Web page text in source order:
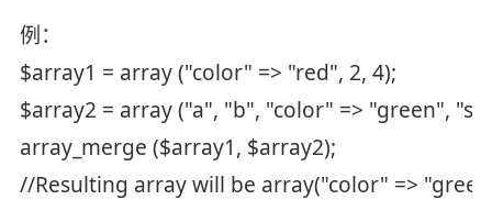
例：
$array1 = array ("color" => "red", 2, 4);
$array2 = array ("a", "b", "color" => "green",
array_merge ($array1, $array2);
//Resulting array will be array("color" =>